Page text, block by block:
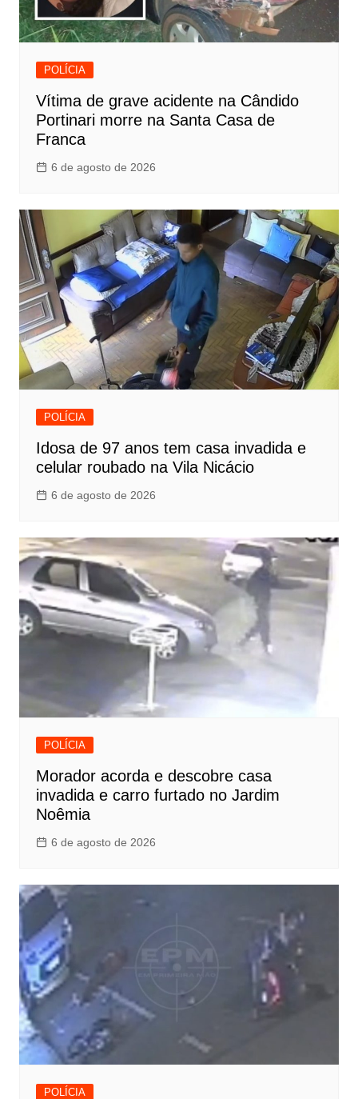
POLÍCIA
Vítima de grave acidente na Cândido
Portinari morre na Santa Casa de
Franca
6 de agosto de 2026
POLÍCIA
Idosa de 97 anos tem casa invadida e
celular roubado na Vila Nicácio
6 de agosto de 2026
POLÍCIA
Morador acorda e descobre casa
invadida e carro furtado no Jardim
Noêmia
6 de agosto de 2026
POLÍCIA